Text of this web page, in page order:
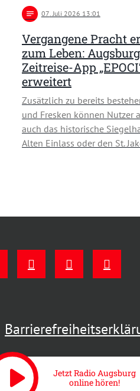
notes 07. Juli 2026 13:01
Vergangene Pracht
zum Leben:
Zeitreise-App
erweitert
Zusätzlich zu bereits
und Fresken können Nutzer
auch das historische
Alten Einlass oder den St.
play_arrow